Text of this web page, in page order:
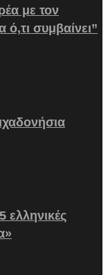
με τον
συμβαίνει”
ελληνικές